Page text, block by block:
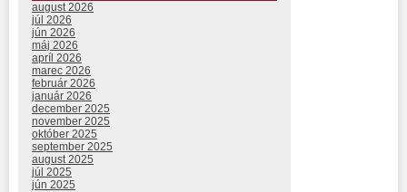
august 2026
júl 2026
jún 2026
máj 2026
apríl 2026
marec 2026
február 2026
január 2026
december 2025
november 2025
október 2025
september 2025
august 2025
júl 2025
jún 2025